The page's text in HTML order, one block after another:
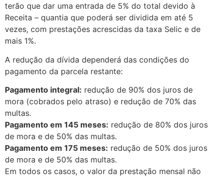
terão que dar uma entrada de 5% do total devido à
Receita – quantia que poderá ser dividida em até 5
vezes, com prestações acrescidas da taxa Selic e de
mais 1%.
A redução da dívida dependerá das condições do
pagamento da parcela restante:
Pagamento integral: redução de 90% dos juros de
mora (cobrados pelo atraso) e redução de 70% das
multas.
Pagamento em 145 meses: redução de 80% dos juros
de mora e de 50% das multas.
Pagamento em 175 meses: redução de 50% dos juros
de mora e de 50% das multas.
Em todos os casos, o valor da prestação mensal não